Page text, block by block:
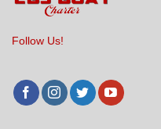
Follow Us!